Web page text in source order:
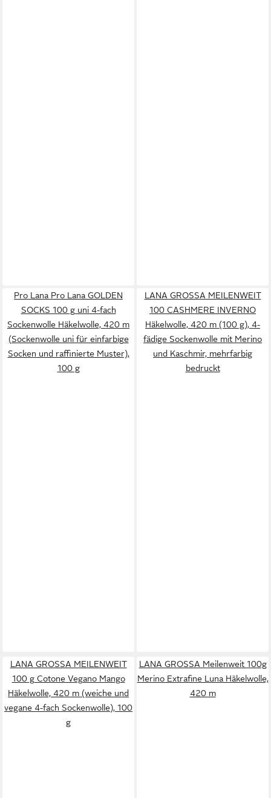
Pro Lana Pro Lana GOLDEN
SOCKS 100 g uni 4-fach
Sockenwolle Häkelwolle, 420 m
(Sockenwolle uni für einfarbige
Socken und raffinierte Muster),
100 g
LANA GROSSA MEILENWEIT
100 CASHMERE INVERNO
Häkelwolle, 420 m (100 g), 4-
fädige Sockenwolle mit Merino
und Kaschmir, mehrfarbig
bedruckt
LANA GROSSA MEILENWEIT
100 g Cotone Vegano Mango
Häkelwolle, 420 m (weiche und
vegane 4-fach Sockenwolle), 100
g
LANA GROSSA Meilenweit 100g
Merino Extrafine Luna Häkelwolle,
420 m